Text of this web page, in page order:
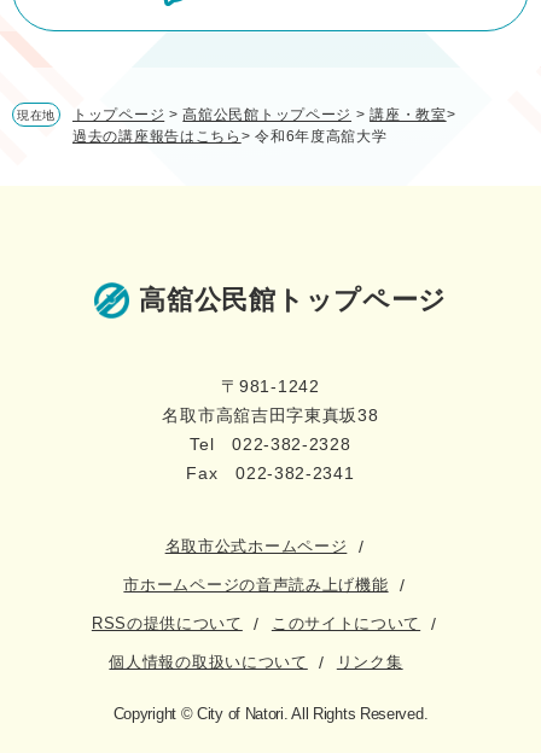
現在地 トップページ > 高舘公民館トップページ > 講座・教室>
過去の講座報告はこちら > 令和6年度高舘大学
高舘公民館トップページ
〒981-1242
名取市高舘吉田字東真坂38
Tel 022-382-2328
Fax 022-382-2341
名取市公式ホームページ
市ホームページの音声読み上げ機能
RSSの提供について このサイトについて
個人情報の取扱いについて リンク集
Copyright © City of Natori. All Rights Reserved.